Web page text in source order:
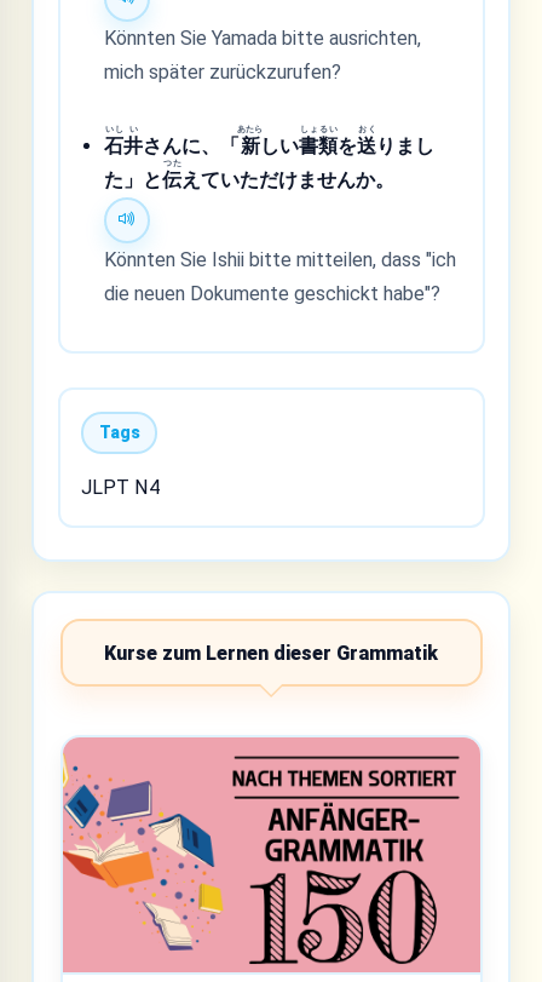
Könnten Sie Yamada bitte ausrichten,
mich später zurückzurufen?
石
いし
井
い
さんに、「新
あたら
しい書
しょ
類
るい
を送
おく
りまし
た」と伝
つた
えていただけませんか。
Könnten Sie Ishii bitte mitteilen, dass "ich
die neuen Dokumente geschickt habe"?
Tags
JLPT N4
Kurse zum Lernen dieser Grammatik